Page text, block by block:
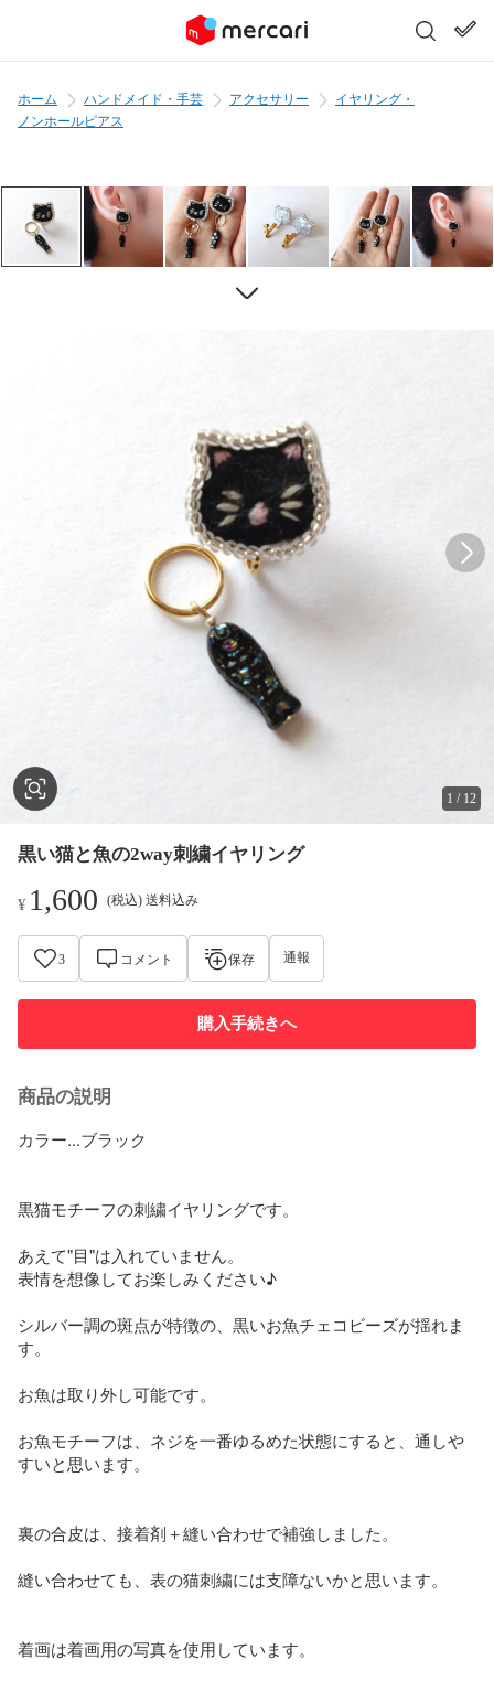
ホーム ハンドメイド・手芸 アクセサリー
イヤリング・
ノンホールピアス
1 / 12
黒い猫と魚の2way刺繍イヤリング
¥ 1,600 (税込) 送料込み
3 コメント 保存 通報
購入手続きへ
商品の説明
カラー...ブラック
黒猫モチーフの刺繍イヤリングです。
あえて"目"は入れていません。
表情を想像してお楽しみください♪
シルバー調の斑点が特徴の、黒いお魚チェコビーズが揺れま
す。
お魚は取り外し可能です。
お魚モチーフは、ネジを一番ゆるめた状態にすると、通しや
すいと思います。
裏の合皮は、接着剤＋縫い合わせで補強しました。
縫い合わせても、表の猫刺繍には支障ないかと思います。
着画は着画用の写真を使用しています。